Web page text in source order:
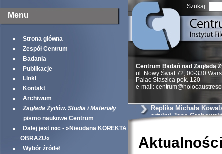
Menu
Strona główna
Zespół Centrum
Badania
Publikacje
Linki
Kontakt
Archiwum
Zagłada Żydów. Studia i Materiały
pismo naukowe Centrum
Dalej jest noc - »Nieudana KOREKTA
OBRAZU«
Wybór źródeł
Szukaj:
Centrum Badań nad Zagładą
ul. Nowy Świat 72, 00-330
Palac Staszica pok. 120
e-mail:
Replika Michała
artykuł Jana
Aktualności